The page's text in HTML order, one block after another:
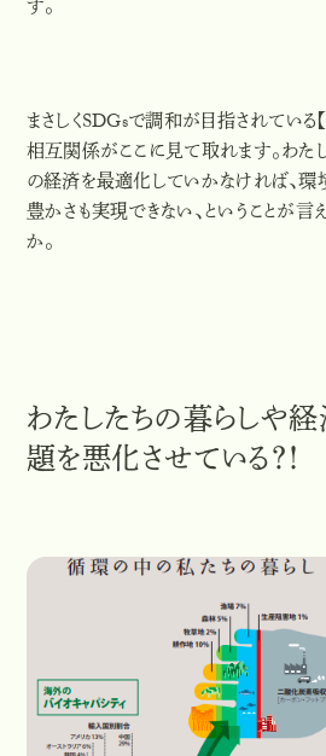
す。
まさしくSDGsで調和が目指されている
相互関係がここに見て取れます。わた
の経済を最適化していかなければ、
豊かさも実現できない、ということが言
か。
わたしたちの暮らしや
題を悪化させている？！